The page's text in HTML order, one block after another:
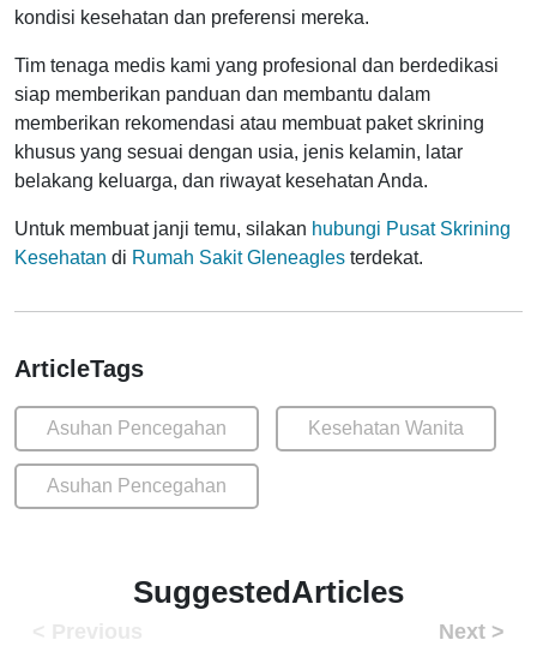
kondisi kesehatan dan preferensi mereka.
Tim tenaga medis kami yang profesional dan berdedikasi
siap memberikan panduan dan membantu dalam
memberikan rekomendasi atau membuat paket skrining
khusus yang sesuai dengan usia, jenis kelamin, latar
belakang keluarga, dan riwayat kesehatan Anda.
Untuk membuat janji temu, silakan hubungi Pusat Skrining
Kesehatan di Rumah Sakit Gleneagles terdekat.
ArticleTags
Asuhan Pencegahan Kesehatan Wanita
Asuhan Pencegahan
SuggestedArticles